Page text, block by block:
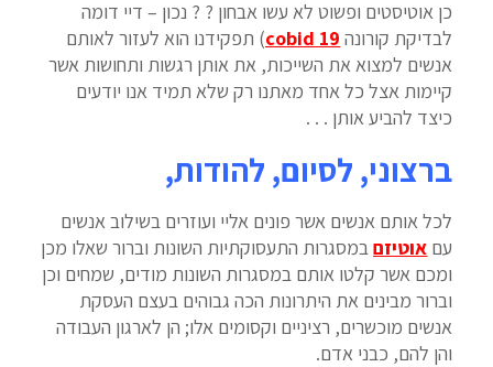
כן אוטיסטים ופשוט לא עשו אבחון ? ? נכון – דיי דומה
לבדיקת קורונה cobid 19) תפקידנו הוא לעזור לאותם
אנשים למצוא את השייכות, את אותן רגשות ותחושות אשר
קיימות אצל כל אחד מאתנו רק שלא תמיד אנו יודעים
כיצד להביע אותן . . .
ברצוני, לסיום, להודות,
לכל אותם אנשים אשר פונים אליי ועוזרים בשילוב אנשים
עם אוטיזםבמסגרות התעסוקתיות השונות וברור שאלו מכן
ומכם אשר קלטו אותם במסגרות השונות מודים, שמחים וכן
וברור מבינים את היתרונות הכה גבוהים בעצם העסקת
אנשים מוכשרים, רציניים וקסומים אלו; הן לארגון העבודה
והן להם, כבני אדם.